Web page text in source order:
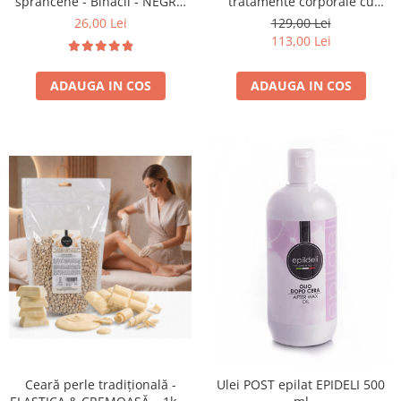
ALABASTRUI
26,00 Lei
ADAUGA IN COS
elastic - set 25 buc.
129,00 Lei
113,00 Lei
ADAUGA IN COS
Ceară perle tradițională -
Ulei POST epilat EPIDELI 500